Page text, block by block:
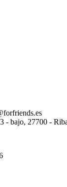
- bajo, 27700 -